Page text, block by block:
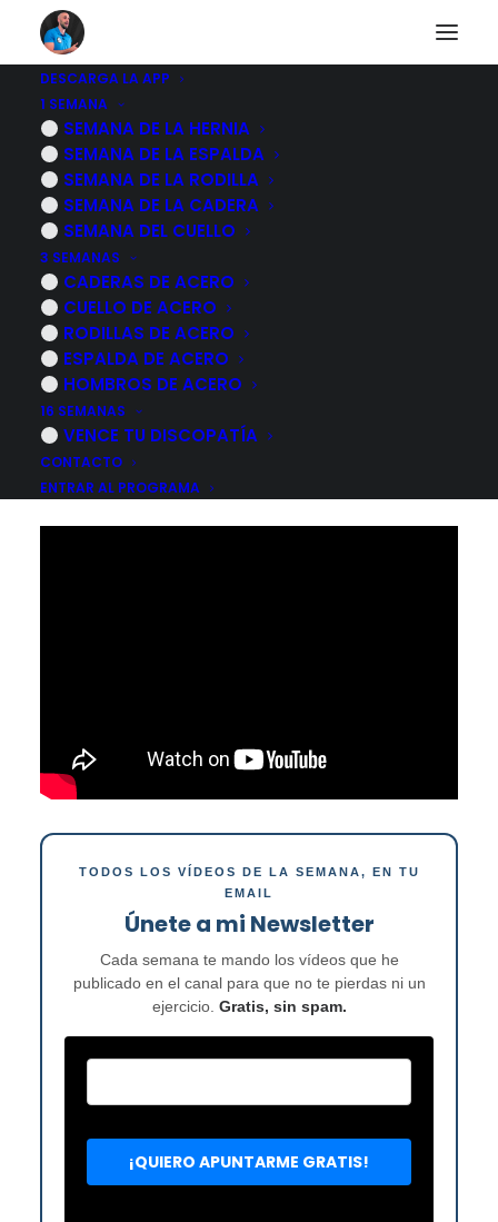
DESCARGA LA APP
1 SEMANA
SEMANA DE LA HERNIA
SEMANA DE LA ESPALDA
SEMANA DE LA RODILLA
SEMANA DE LA CADERA
SEMANA DEL CUELLO
3 SEMANAS
CADERAS DE ACERO
CUELLO DE ACERO
RODILLAS DE ACERO
ESPALDA DE ACERO
HOMBROS DE ACERO
16 SEMANAS
VENCE TU DISCOPATÍA
CONTACTO
ENTRAR AL PROGRAMA
¿Trabajas con un
ordenador? 8
ejercicios que te
ayudaran con el
dolor de espalda
11 NOVIEMBRE, 2022 |
TODOS LOS VÍDEOS DE LA SEMANA, EN TU
EMAIL
Únete a mi Newsletter
Cada semana te mando los vídeos que he
publicado en el canal para que no te pierdas ni un
ejercicio. Gratis, sin spam.